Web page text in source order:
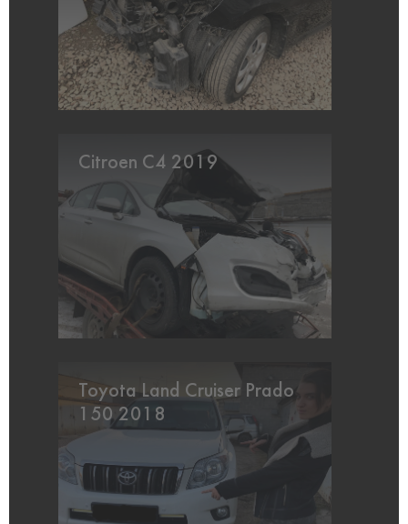
Citroen C4 2019
Toyota Land Cruiser Prado
150 2018